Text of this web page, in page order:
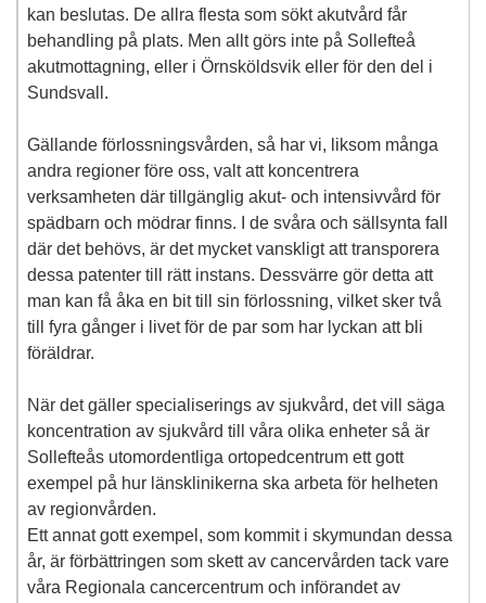
kan beslutas. De allra flesta som sökt akutvård får
behandling på plats. Men allt görs inte på Sollefteå
akutmottagning, eller i Örnsköldsvik eller för den del i
Sundsvall.
Gällande förlossningsvården, så har vi, liksom många
andra regioner före oss, valt att koncentrera
verksamheten där tillgänglig akut- och intensivvård för
spädbarn och mödrar finns. I de svåra och sällsynta fall
där det behövs, är det mycket vanskligt att transporera
dessa patenter till rätt instans. Dessvärre gör detta att
man kan få åka en bit till sin förlossning, vilket sker två
till fyra gånger i livet för de par som har lyckan att bli
föräldrar.
När det gäller specialiserings av sjukvård, det vill säga
koncentration av sjukvård till våra olika enheter så är
Sollefteås utomordentliga ortopedcentrum ett gott
exempel på hur länsklinikerna ska arbeta för helheten
av regionvården.
Ett annat gott exempel, som kommit i skymundan dessa
år, är förbättringen som skett av cancervården tack vare
våra Regionala cancercentrum och införandet av